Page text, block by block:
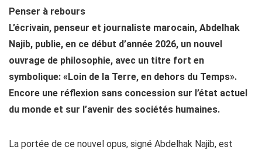
Penser à rebours
L’écrivain, penseur et journaliste marocain, Abdelhak
Najib, publie, en ce début d’année 2026, un nouvel
ouvrage de philosophie, avec un titre fort en
symbolique: «Loin de la Terre, en dehors du Temps».
Encore une réflexion sans concession sur l’état actuel
du monde et sur l’avenir des sociétés humaines.
La portée de ce nouvel opus, signé Abdelhak Najib, est